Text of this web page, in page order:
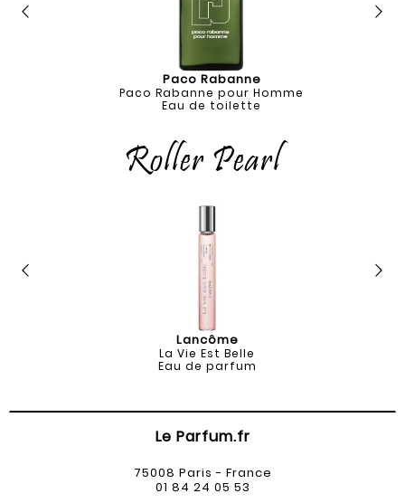
Paco Rabanne
Paco Rabanne pour Homme
Eau de toilette
Roller Pearl
Lancôme
La Vie Est Belle
Eau de parfum
Le Parfum.fr
75008 Paris - France
01 84 24 05 53